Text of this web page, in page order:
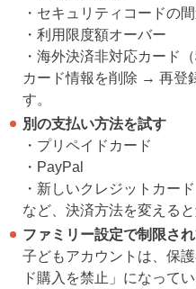
・セキュリティコードの
・利用限度額オーバー
・海外決済非対応カード（
カード情報を削除 → 再登
す。
別の支払い方法を試す
・プリペイドカード
・PayPal
・新しいクレジットカード
など、決済方法を変える
ファミリー設定で制限さ
子どもアカウントは、保
ド購入を禁止」になって